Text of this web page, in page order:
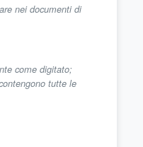
nei documenti di
come digitato;
tutte le